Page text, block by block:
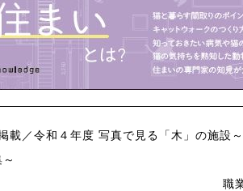
載／令和４年度 写真で見る「木」の施設
職